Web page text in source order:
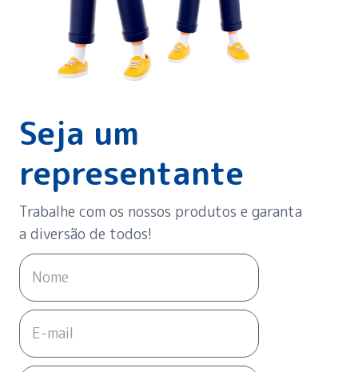
Seja um
representante
Trabalhe com os nossos produtos e garanta
a diversão de todos!